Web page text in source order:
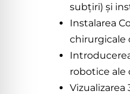
subțiri) și
Instalarea
chirurgicale
robotice ale